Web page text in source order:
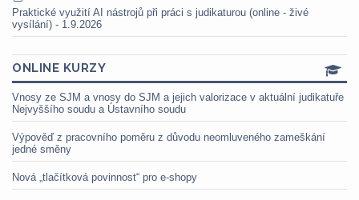
Praktické využití AI nástrojů při práci s judikaturou (online - živé
vysílání) - 1.9.2026
ONLINE KURZY
Vnosy ze SJM a vnosy do SJM a jejich valorizace v aktuální judikatuře
Nejvyššího soudu a Ústavního soudu
Výpověď z pracovního poměru z důvodu neomluveného zameškání
jedné směny
Nová „tlačítková povinnost“ pro e-shopy